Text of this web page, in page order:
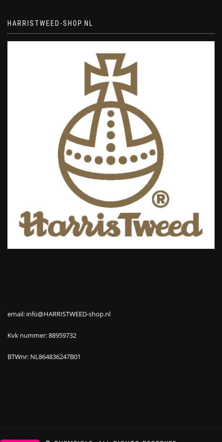
HARRISTWEED-SHOP.NL
email: info@HARRISTWEED-shop.nl
Kvk nummer: 88959732
BTWnr: NL864836247B01